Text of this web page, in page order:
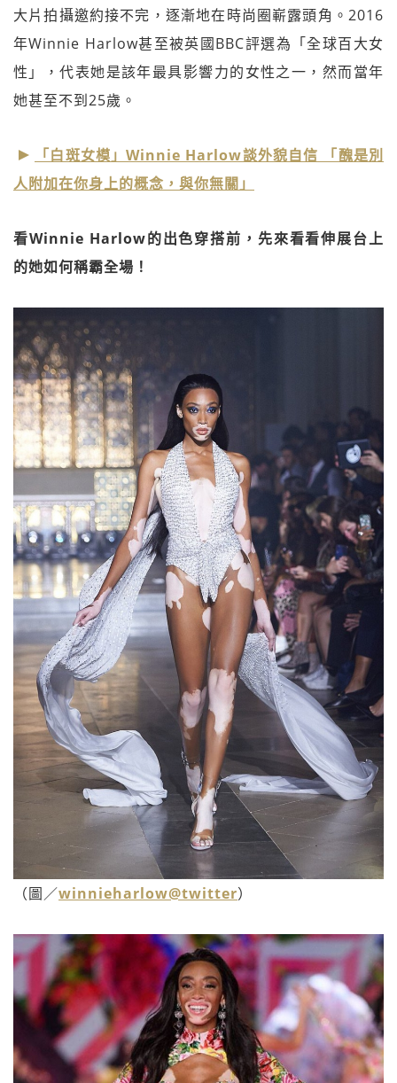
大片拍攝邀約接不完，逐漸地在時尚圈嶄露頭角。2016
年Winnie Harlow甚至被英國BBC評選為「全球百大女
性」，代表她是該年最具影響力的女性之一，然而當年
她甚至不到25歲。
「白斑女模」Winnie Harlow談外貌自信 「醜是別
人附加在你身上的概念，與你無關」
看Winnie Harlow的出色穿搭前，先來看看伸展台上
的她如何稱霸全場！
（圖／winnieharlow@twitter）